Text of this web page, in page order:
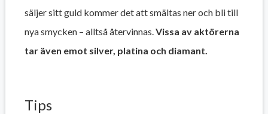
säljer sitt guld kommer det att smältas ner och bli till
nya smycken – alltså återvinnas.Vissa av aktörerna
tar även emot silver, platina och diamant.
Tips